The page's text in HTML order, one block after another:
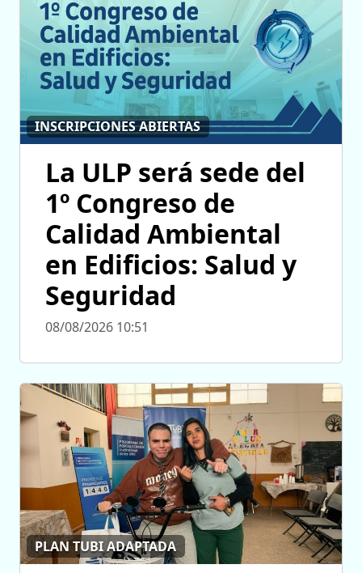
INSCRIPCIONES ABIERTAS
La ULP será sede del
1º Congreso de
Calidad Ambiental
en Edificios: Salud y
Seguridad
08/08/2026 10:51
PLAN TUBI ADAPTADA